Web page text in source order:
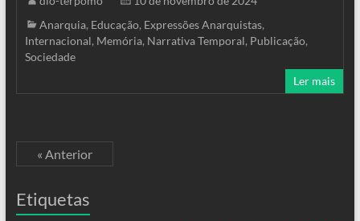
Anarquia, Educação, Expressões Anarquistas,
Internacional, Memória, Narrativa Temporal, Publicação,
Sociedade
Ler mais
« Anterior
Etiquetas